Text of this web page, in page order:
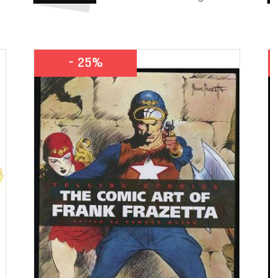
- 25%